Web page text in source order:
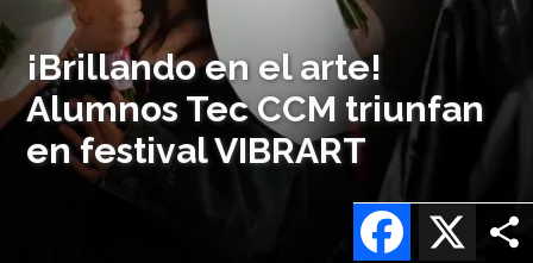
¡Brillando en el arte!
Alumnos Tec CCM triunfan
en festival VIBRART
X
Facebook